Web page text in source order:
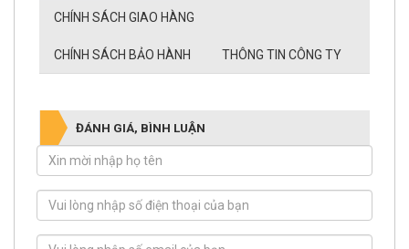
CHÍNH SÁCH GIAO HÀNG
CHÍNH SÁCH BẢO HÀNH THÔNG TIN CÔNG TY
ĐÁNH GIÁ, BÌNH LUẬN